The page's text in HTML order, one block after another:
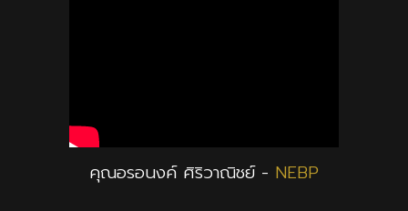
คุณอรอนงค์ ศิริวาณิชย์ - NEBP